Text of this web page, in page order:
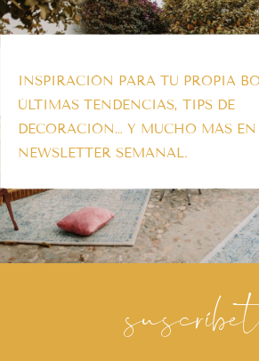
INSPIRACIÓN PARA TU PROPIA
ÚLTIMAS TENDENCIAS, TIPS DE
DECORACIÓN… Y MUCHO MÁS EN
NEWSLETTER SEMANAL.